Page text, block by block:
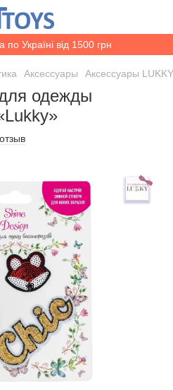
по Україні від 1500 грн
Аксессуары Аксессуары LUKKY
одежды